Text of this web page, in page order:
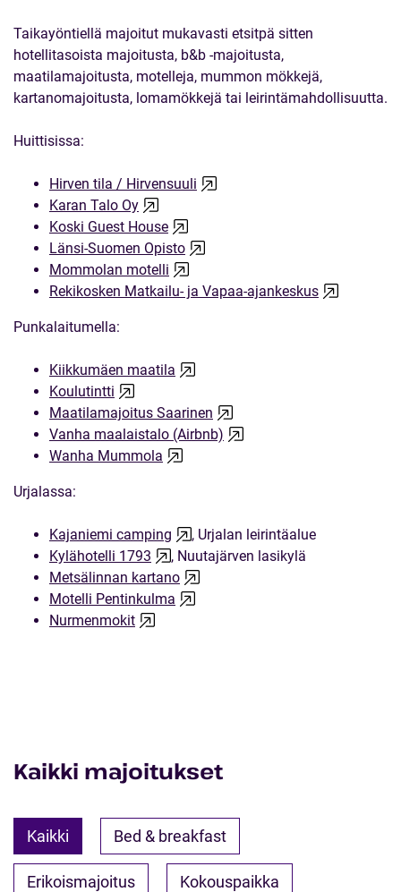
Taikayöntiellä majoitut mukavasti etsitpä sitten
hotellitasoista majoitusta, b&b -majoitusta,
maatilamajoitusta, motelleja, mummon mökkejä,
kartanomajoitusta, lomamökkejä tai leirintämahdollisuutta.
Huittisissa:
Hirven tila / Hirvensuuli
Karan Talo Oy
Koski Guest House
Länsi-Suomen Opisto
Mommolan motelli
Rekikosken Matkailu- ja Vapaa-ajankeskus
Punkalaitumella:
Kiikkumäen maatila
Koulutintti
Maatilamajoitus Saarinen
Vanha maalaistalo (Airbnb)
Wanha Mummola
Urjalassa:
Kajaniemi camping
, Urjalan leirintäalue
Kylähotelli 1793
, Nuutajärven lasikylä
Metsälinnan kartano
Motelli Pentinkulma
Nurmenmokit
Kaikki majoitukset
Kaikki Bed & breakfast
Erikoismajoitus Kokouspaikka